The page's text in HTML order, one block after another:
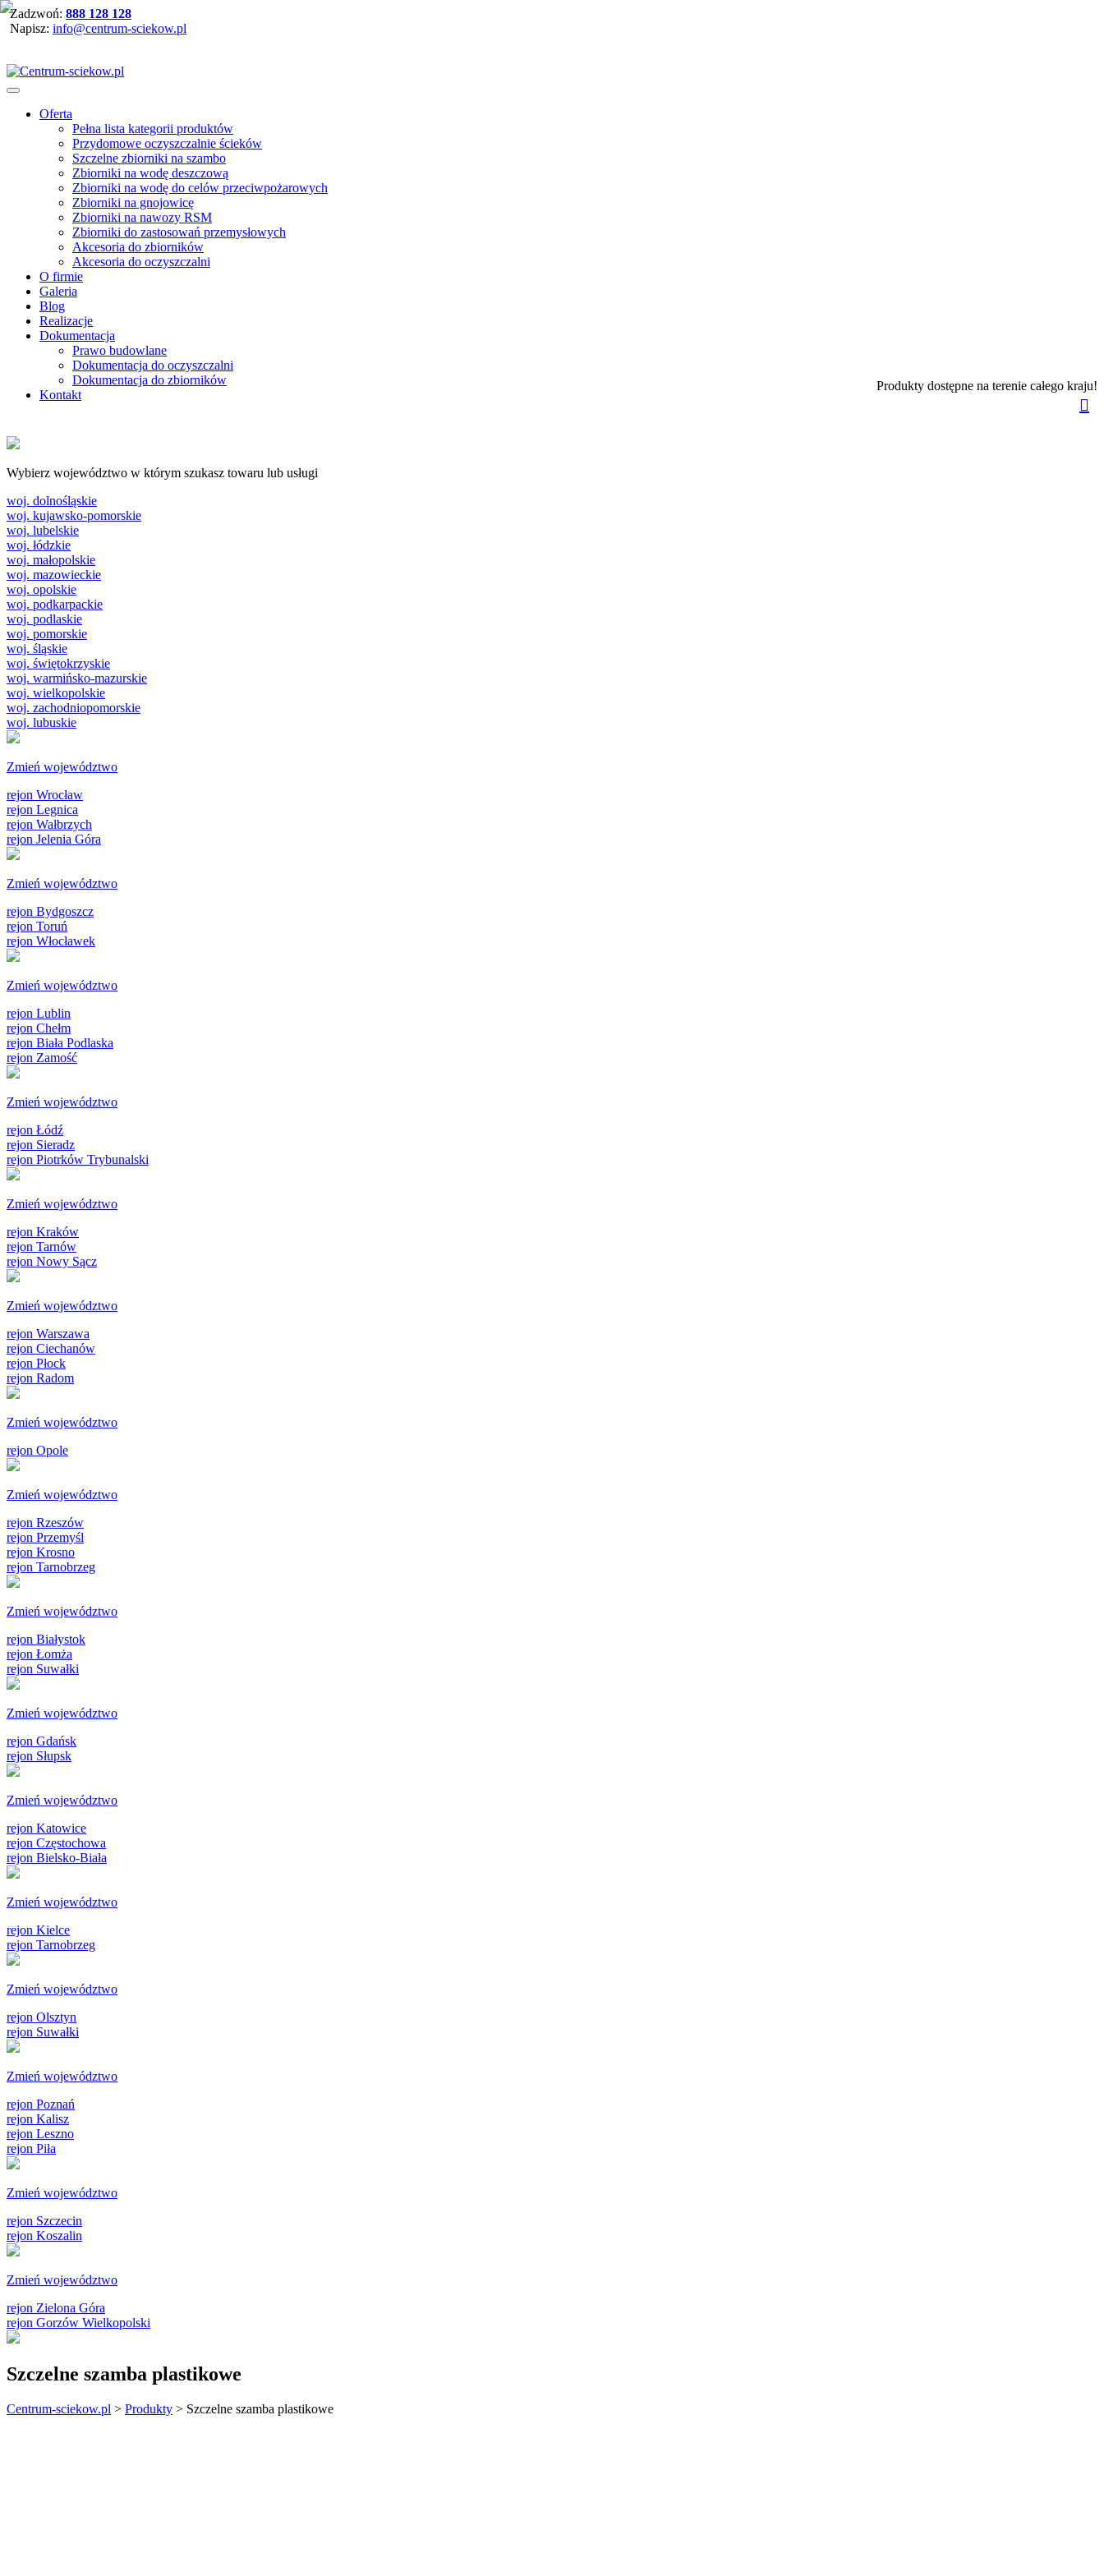
Zadzwoń: 888 128 128
Napisz: info@centrum-sciekow.pl
Oferta
Pełna lista kategorii produktów
Przydomowe oczyszczalnie ścieków
Szczelne zbiorniki na szambo
Zbiorniki na wodę deszczową
Zbiorniki na wodę do celów przeciwpożarowych
Zbiorniki na gnojowicę
Zbiorniki na nawozy RSM
Zbiorniki do zastosowań przemysłowych
Akcesoria do zbiorników
Akcesoria do oczyszczalni
O firmie
Galeria
Blog
Realizacje
Dokumentacja
Prawo budowlane
Dokumentacja do oczyszczalni
Dokumentacja do zbiorników
Kontakt
Produkty dostępne na terenie całego kraju!
Wybierz województwo w którym szukasz towaru lub usługi
woj. dolnośląskie
woj. kujawsko-pomorskie
woj. lubelskie
woj. łódzkie
woj. małopolskie
woj. mazowieckie
woj. opolskie
woj. podkarpackie
woj. podlaskie
woj. pomorskie
woj. śląskie
woj. świętokrzyskie
woj. warmińsko-mazurskie
woj. wielkopolskie
woj. zachodniopomorskie
woj. lubuskie
Zmień województwo
rejon Wrocław
rejon Legnica
rejon Wałbrzych
rejon Jelenia Góra
Zmień województwo
rejon Bydgoszcz
rejon Toruń
rejon Włocławek
Zmień województwo
rejon Lublin
rejon Chełm
rejon Biała Podlaska
rejon Zamość
Zmień województwo
rejon Łódź
rejon Sieradz
rejon Piotrków Trybunalski
Zmień województwo
rejon Kraków
rejon Tarnów
rejon Nowy Sącz
Zmień województwo
rejon Warszawa
rejon Ciechanów
rejon Płock
rejon Radom
Zmień województwo
rejon Opole
Zmień województwo
rejon Rzeszów
rejon Przemyśl
rejon Krosno
rejon Tarnobrzeg
Zmień województwo
rejon Białystok
rejon Łomża
rejon Suwałki
Zmień województwo
rejon Gdańsk
rejon Słupsk
Zmień województwo
rejon Katowice
rejon Częstochowa
rejon Bielsko-Biała
Zmień województwo
rejon Kielce
rejon Tarnobrzeg
Zmień województwo
rejon Olsztyn
rejon Suwałki
Zmień województwo
rejon Poznań
rejon Kalisz
rejon Leszno
rejon Piła
Zmień województwo
rejon Szczecin
rejon Koszalin
Zmień województwo
rejon Zielona Góra
rejon Gorzów Wielkopolski
Szczelne szamba plastikowe
Centrum-sciekow.pl > Produkty > Szczelne szamba plastikowe